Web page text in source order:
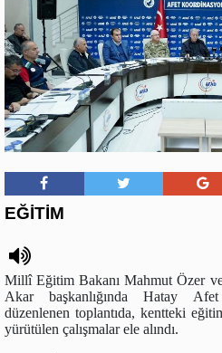
EĞİTİM
Millî Eğitim Bakanı Mahmut Özer
Akar başkanlığında Hatay
düzenlenen toplantıda, kentteki
yürütülen çalışmalar ele alındı.